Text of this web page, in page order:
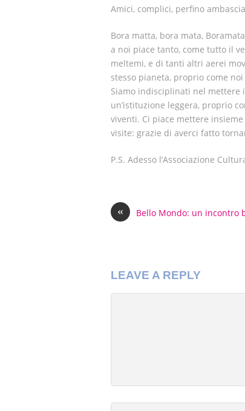
Amici, complici, perfino
Bora matta, bora mata,
a noi piace tanto, come tutto il
meltemi, e di tanti altri aerei
stesso pianeta, proprio come
Siamo indisciplinati nel mettere
un’istituzione leggera, proprio
viventi. Ci piace mettere
visite: grazie di averci fatto
P.S. Adesso l’Associazione
« Bello Mondo: un incontro
LEAVE A REPLY